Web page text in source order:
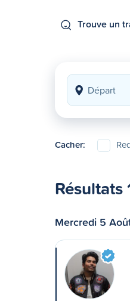
Trouve un
Cacher:
Résultats
Mercredi 5